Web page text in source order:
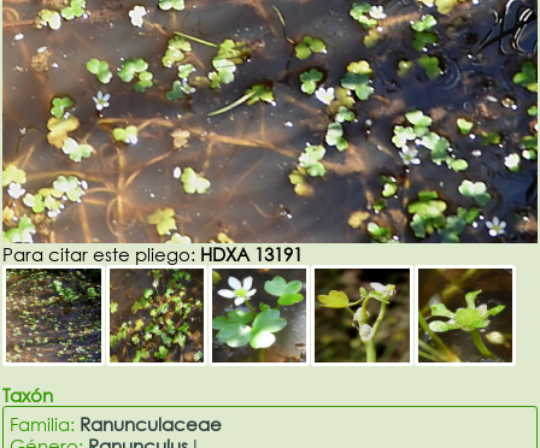
Para citar este pliego: HDXA 13191
Taxón
Familia: Ranunculaceae